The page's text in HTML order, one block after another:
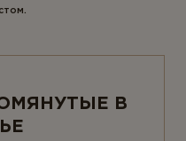
В